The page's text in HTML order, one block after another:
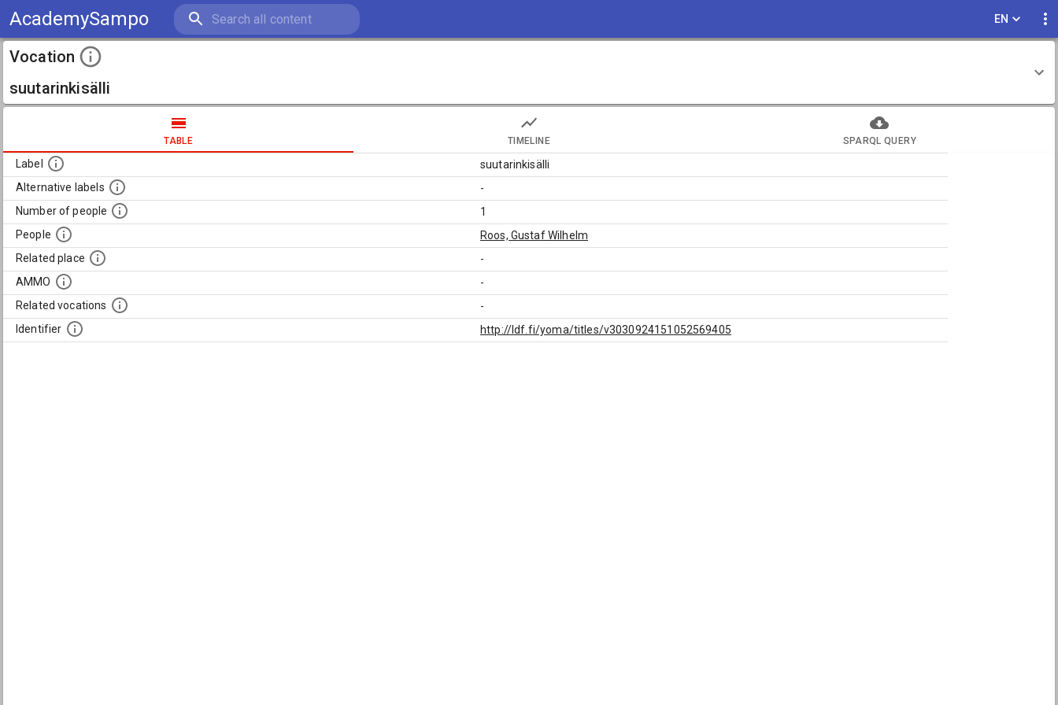
AcademySampo EN
Vocation
suutarinkisälli
TABLE TIMELINE SPARQL QUERY
Label
suutarinkisälli
Alternative labels
-
Number of people
1
People
Roos, Gustaf Wilhelm
Related place
-
AMMO
-
Related vocations
-
Identifier
http://ldf.fi/yoma/titles/v3030924151052569405